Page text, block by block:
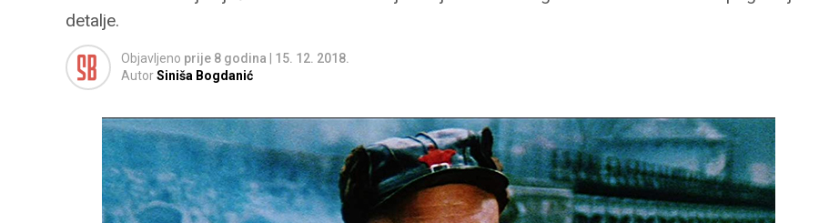
detalje.
Objavljeno prije 8 godina
15. 12. 2018.
AutorSiniša Bogdanić